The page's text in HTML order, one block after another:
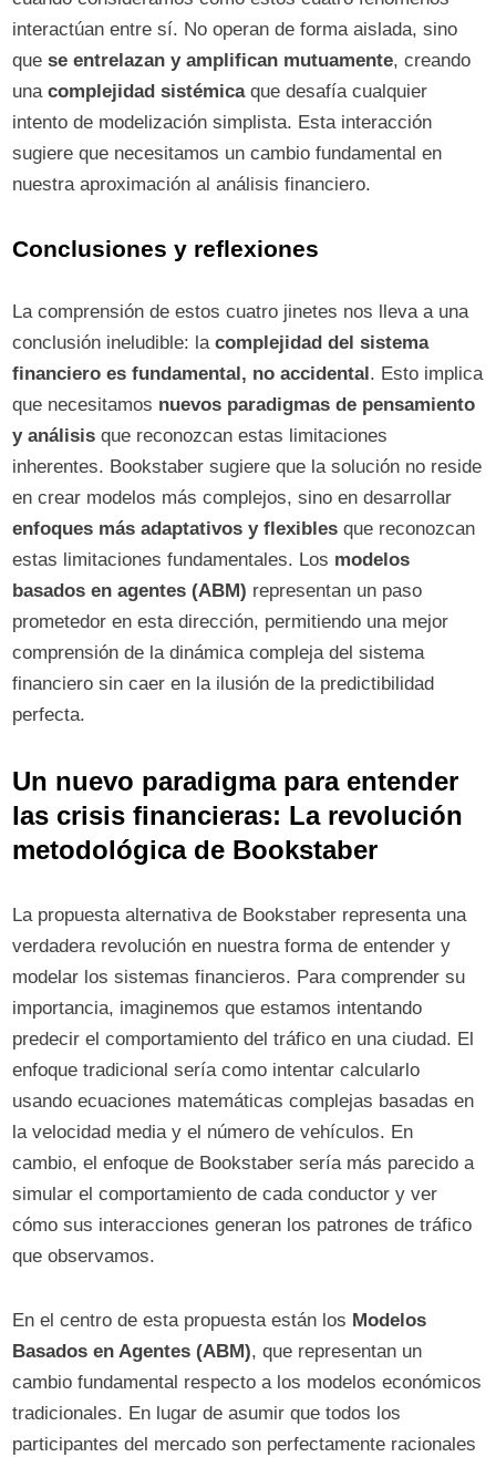
interactúan entre sí. No operan de forma aislada, sino
quese entrelazan y amplifican mutuamente, creando
unacomplejidad sistémicaque desafía cualquier
intento de modelización simplista. Esta interacción
sugiere que necesitamos un cambio fundamental en
nuestra aproximación al análisis financiero.
Conclusiones y reflexiones
La comprensión de estos cuatro jinetes nos lleva a una
conclusión ineludible: lacomplejidad del sistema
financiero es fundamental, no accidental . Esto implica
que necesitamos nuevos paradigmas de pensamiento
y análisis que reconozcan estas limitaciones
inherentes. Bookstaber sugiere que la solución no reside
en crear modelos más complejos, sino en desarrollar
enfoques más adaptativos y flexibles que reconozcan
estas limitaciones fundamentales. Los modelos
basados en agentes (ABM) representan un paso
prometedor en esta dirección, permitiendo una mejor
comprensión de la dinámica compleja del sistema
financiero sin caer en la ilusión de la predictibilidad
perfecta.
Un nuevo paradigma para entender
las crisis financieras: La revolución
metodológica de Bookstaber
La propuesta alternativa de Bookstaber representa una
verdadera revolución en nuestra forma de entender y
modelar los sistemas financieros. Para comprender su
importancia, imaginemos que estamos intentando
predecir el comportamiento del tráfico en una ciudad. El
enfoque tradicional sería como intentar calcularlo
usando ecuaciones matemáticas complejas basadas en
la velocidad media y el número de vehículos. En
cambio, el enfoque de Bookstaber sería más parecido a
simular el comportamiento de cada conductor y ver
cómo sus interacciones generan los patrones de tráfico
que observamos.
En el centro de esta propuesta están los Modelos
Basados en Agentes (ABM), que representan un
cambio fundamental respecto a los modelos económicos
tradicionales. En lugar de asumir que todos los
participantes del mercado son perfectamente racionales